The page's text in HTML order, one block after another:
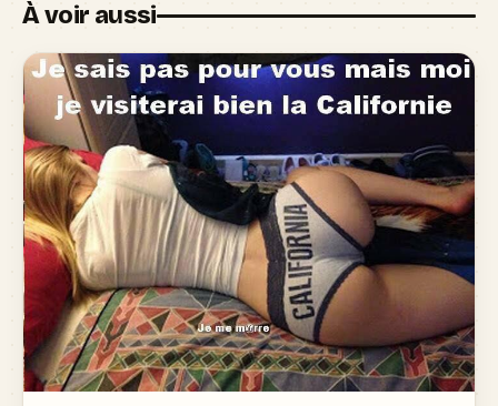
À voir aussi